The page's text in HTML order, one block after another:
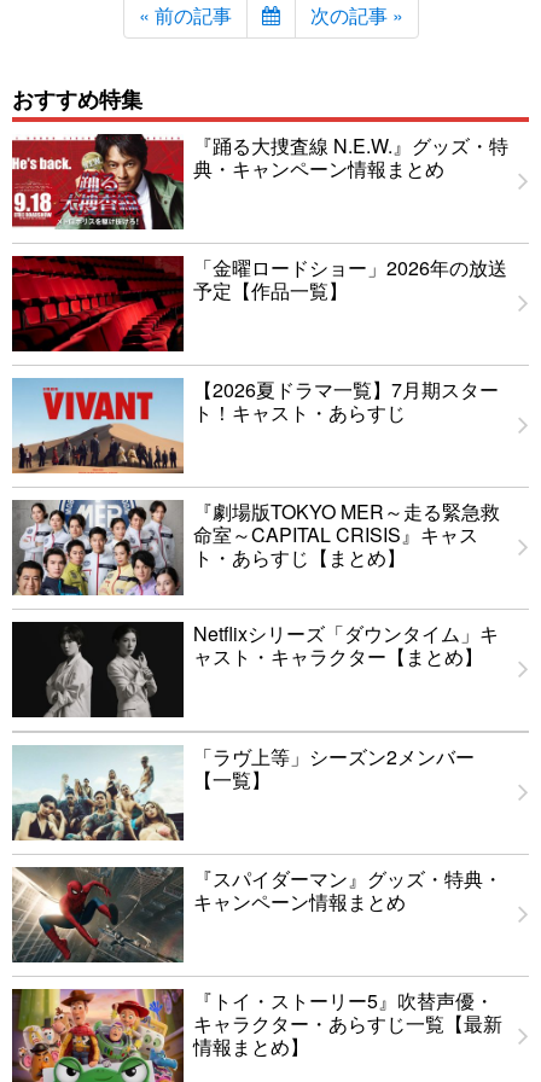
« 前の記事 次の記事 »
おすすめ特集
『踊る大捜査線 N.E.W.』グッズ・特
典・キャンペーン情報まとめ
「金曜ロードショー」2026年の放送
予定【作品一覧】
【2026夏ドラマ一覧】7月期スター
ト！キャスト・あらすじ
『劇場版TOKYO MER～走る緊急救
命室～CAPITAL CRISIS』キャス
ト・あらすじ【まとめ】
Netflixシリーズ「ダウンタイム」キ
ャスト・キャラクター【まとめ】
「ラヴ上等」シーズン2メンバー
【一覧】
『スパイダーマン』グッズ・特典・
キャンペーン情報まとめ
『トイ・ストーリー5』吹替声優・
キャラクター・あらすじ一覧【最新
情報まとめ】